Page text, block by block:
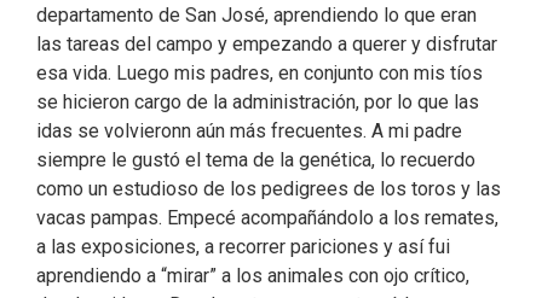
departamento de San José, aprendiendo lo que eran
las tareas del campo y empezando a querer y disfrutar
esa vida. Luego mis padres, en conjunto con mis tíos
se hicieron cargo de la administración, por lo que las
idas se volvieronn aún más frecuentes. A mi padre
siempre le gustó el tema de la genética, lo recuerdo
como un estudioso de los pedigrees de los toros y las
vacas pampas. Empecé acompañándolo a los remates,
a las exposiciones, a recorrer pariciones y así fui
aprendiendo a “mirar” a los animales con ojo crítico,